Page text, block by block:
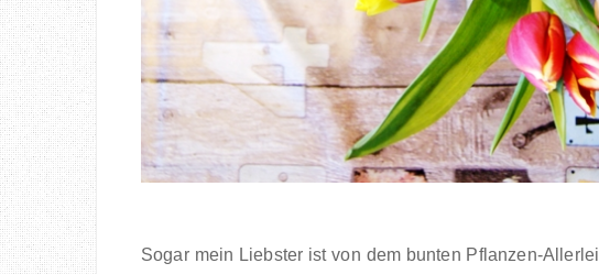
Sogar mein Liebster ist von dem bunten Pflanzen-